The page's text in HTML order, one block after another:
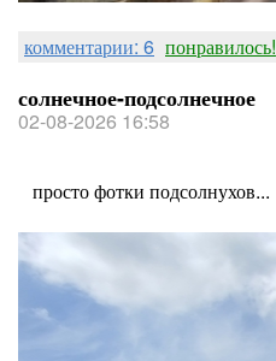
комментарии: 6 понравилось!
солнечное-подсолнечное
02-08-2026 16:58
просто фотки подсолнухов...